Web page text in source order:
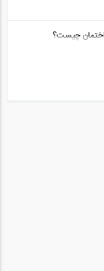
چیست؟